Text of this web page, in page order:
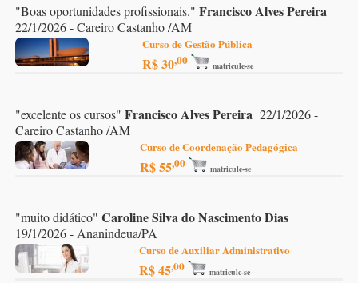
"Boas oportunidades profissionais." Francisco Alves Pereira
22/1/2026 - Careiro Castanho /AM
Curso de Gestão Pública
R$ 30,00 matricule-se
"excelente os cursos" Francisco Alves Pereira 22/1/2026 -
Careiro Castanho /AM
Curso de Coordenação Pedagógica
R$ 55,00 matricule-se
"muito didático" Caroline Silva do Nascimento Dias
19/1/2026 - Ananindeua/PA
Curso de Auxiliar Administrativo
R$ 45,00 matricule-se